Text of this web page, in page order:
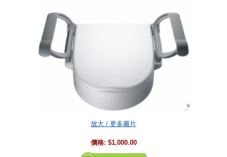
放大 / 更多圖片
價格: $1,000.00